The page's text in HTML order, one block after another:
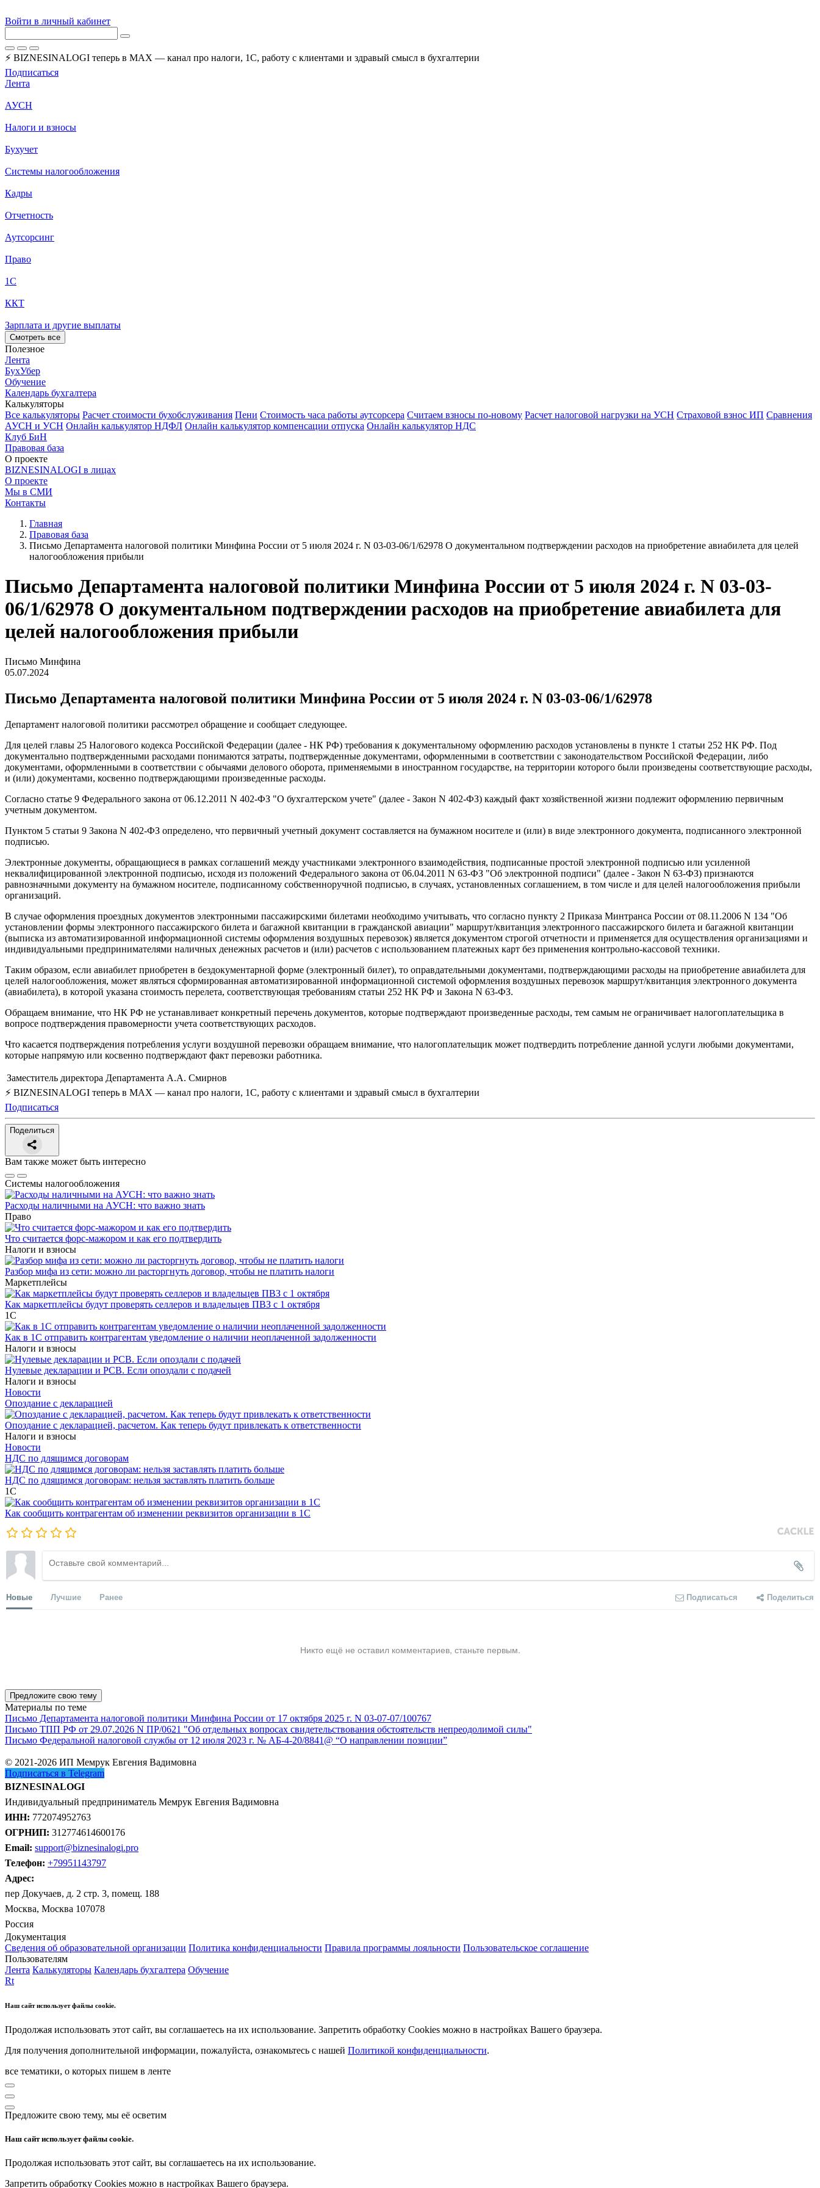
Войти в личный кабинет
⚡ BIZNESINALOGI теперь в MAX — канал про налоги, 1С, работу с клиентами и здравый смысл в бухгалтерии
Подписаться
Лента
АУСН
Налоги и взносы
Бухучет
Системы налогообложения
Кадры
Отчетность
Аутсорсинг
Право
1С
ККТ
Зарплата и другие выплаты
Смотреть все
Полезное
Лента
БухУбер
Обучение
Календарь бухгалтера
Калькуляторы
Все калькуляторы Расчет стоимости бухобслуживания Пени Стоимость часа работы аутсорсера Считаем взносы по-новому Расчет налоговой нагрузки на УСН Страховой взнос ИП Сравнения
АУСН и УСН Онлайн калькулятор НДФЛ Онлайн калькулятор компенсации отпуска Онлайн калькулятор НДС
Клуб БиН
Правовая база
О проекте
BIZNESINALOGI в лицах
О проекте
Мы в СМИ
Контакты
Главная
Правовая база
Письмо Департамента налоговой политики Минфина России от 5 июля 2024 г. N 03-03-06/1/62978 О документальном подтверждении расходов на приобретение авиабилета для целей
налогообложения прибыли
Письмо Департамента налоговой политики Минфина России от 5 июля 2024 г. N 03-03-
06/1/62978 О документальном подтверждении расходов на приобретение авиабилета для
целей налогообложения прибыли
Письмо Минфина
05.07.2024
Письмо Департамента налоговой политики Минфина России от 5 июля 2024 г. N 03-03-06/1/62978
Департамент налоговой политики рассмотрел обращение и сообщает следующее.
Для целей главы 25 Налогового кодекса Российской Федерации (далее - НК РФ) требования к документальному оформлению расходов установлены в пункте 1 статьи 252 НК РФ. Под
документально подтвержденными расходами понимаются затраты, подтвержденные документами, оформленными в соответствии с законодательством Российской Федерации, либо
документами, оформленными в соответствии с обычаями делового оборота, применяемыми в иностранном государстве, на территории которого были произведены соответствующие расходы,
и (или) документами, косвенно подтверждающими произведенные расходы.
Согласно статье 9 Федерального закона от 06.12.2011 N 402-ФЗ "О бухгалтерском учете" (далее - Закон N 402-ФЗ) каждый факт хозяйственной жизни подлежит оформлению первичным
учетным документом.
Пунктом 5 статьи 9 Закона N 402-ФЗ определено, что первичный учетный документ составляется на бумажном носителе и (или) в виде электронного документа, подписанного электронной
подписью.
Электронные документы, обращающиеся в рамках соглашений между участниками электронного взаимодействия, подписанные простой электронной подписью или усиленной
неквалифицированной электронной подписью, исходя из положений Федерального закона от 06.04.2011 N 63-ФЗ "Об электронной подписи" (далее - Закон N 63-ФЗ) признаются
равнозначными документу на бумажном носителе, подписанному собственноручной подписью, в случаях, установленных соглашением, в том числе и для целей налогообложения прибыли
организаций.
В случае оформления проездных документов электронными пассажирскими билетами необходимо учитывать, что согласно пункту 2 Приказа Минтранса России от 08.11.2006 N 134 "Об
установлении формы электронного пассажирского билета и багажной квитанции в гражданской авиации" маршрут/квитанция электронного пассажирского билета и багажной квитанции
(выписка из автоматизированной информационной системы оформления воздушных перевозок) является документом строгой отчетности и применяется для осуществления организациями и
индивидуальными предпринимателями наличных денежных расчетов и (или) расчетов с использованием платежных карт без применения контрольно-кассовой техники.
Таким образом, если авиабилет приобретен в бездокументарной форме (электронный билет), то оправдательными документами, подтверждающими расходы на приобретение авиабилета для
целей налогообложения, может являться сформированная автоматизированной информационной системой оформления воздушных перевозок маршрут/квитанция электронного документа
(авиабилета), в которой указана стоимость перелета, соответствующая требованиям статьи 252 НК РФ и Закона N 63-ФЗ.
Обращаем внимание, что НК РФ не устанавливает конкретный перечень документов, которые подтверждают произведенные расходы, тем самым не ограничивает налогоплательщика в
вопросе подтверждения правомерности учета соответствующих расходов.
Что касается подтверждения потребления услуги воздушной перевозки обращаем внимание, что налогоплательщик может подтвердить потребление данной услуги любыми документами,
которые напрямую или косвенно подтверждают факт перевозки работника.
Заместитель директора Департамента А.А. Смирнов
⚡ BIZNESINALOGI теперь в MAX — канал про налоги, 1С, работу с клиентами и здравый смысл в бухгалтерии
Подписаться
Поделиться
Вам также может быть интересно
Системы налогообложения
Расходы наличными на АУСН: что важно знать
Право
Что считается форс-мажором и как его подтвердить
Налоги и взносы
Разбор мифа из сети: можно ли расторгнуть договор, чтобы не платить налоги
Маркетплейсы
Как маркетплейсы будут проверять селлеров и владельцев ПВЗ с 1 октября
1С
Как в 1С отправить контрагентам уведомление о наличии неоплаченной задолженности
Налоги и взносы
Нулевые декларации и РСВ. Если опоздали с подачей
Налоги и взносы
Новости
Опоздание с декларацией
Опоздание с декларацией, расчетом. Как теперь будут привлекать к ответственности
Налоги и взносы
Новости
НДС по длящимся договорам
НДС по длящимся договорам: нельзя заставлять платить больше
1С
Как сообщить контрагентам об изменении реквизитов организации в 1C
Новые Лучшие Ранее Подписаться Поделиться
Никто ещё не оставил комментариев, станьте первым.
Предложите свою тему
Материалы по теме
Письмо Департамента налоговой политики Минфина России от 17 октября 2025 г. N 03-07-07/100767
Письмо ТПП РФ от 29.07.2026 N ПР/0621 "Об отдельных вопросах свидетельствования обстоятельств непреодолимой силы"
Письмо Федеральной налоговой службы от 12 июля 2023 г. № АБ-4-20/8841@ “О направлении позиции”
© 2021-2026 ИП Мемрук Евгения Вадимовна
Подписаться в Telegram
BIZNESINALOGI
Индивидуальный предприниматель Мемрук Евгения Вадимовна
ИНН: 772074952763
ОГРНИП: 312774614600176
Email: support@biznesinalogi.pro
Телефон: +79951143797
Адрес:
пер Докучаев, д. 2 стр. 3, помещ. 188
Москва, Москва 107078
Россия
Документация
Сведения об образовательной организации Политика конфиденциальности Правила программы лояльности Пользовательское соглашение
Пользователям
Лента Калькуляторы Календарь бухгалтера Обучение
Rt
Наш сайт использует файлы cookie.
Продолжая использовать этот сайт, вы соглашаетесь на их использование. Запретить обработку Cookies можно в настройках Вашего браузера.
Для получения дополнительной информации, пожалуйста, ознакомьтесь с нашей Политикой конфиденциальности.
все тематики, о которых пишем в ленте
Предложите свою тему, мы её осветим
Наш сайт использует файлы cookie.
Продолжая использовать этот сайт, вы соглашаетесь на их использование.
Запретить обработку Cookies можно в настройках Вашего браузера.